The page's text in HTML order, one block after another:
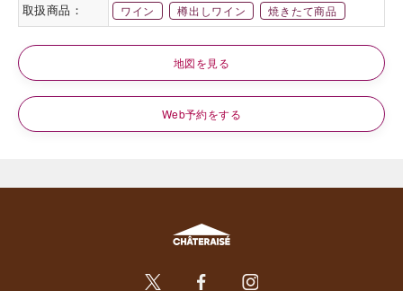
取扱商品：
ワイン 樽出しワイン 焼きたて商品
地図を見る
Web予約をする